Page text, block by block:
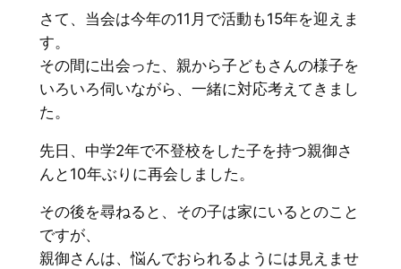
さて、当会は今年の11月で活動も15年を迎えま
す。
その間に出会った、親から子どもさんの様子を
いろいろ伺いながら、一緒に対応考えてきまし
た。
先日、中学2年で不登校をした子を持つ親御さ
んと10年ぶりに再会しました。
その後を尋ねると、その子は家にいるとのこと
ですが、
親御さんは、悩んでおられるようには見えませ